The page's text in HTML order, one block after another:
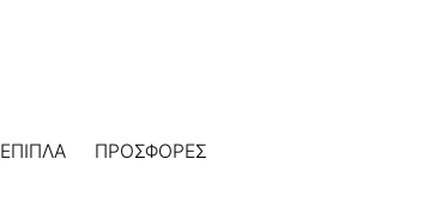
ΕΠΙΠΛΑ ΠΡΟΣΦΟΡΕΣ